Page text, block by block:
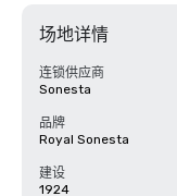
场地详情
连锁供应商
Sonesta
品牌
Royal Sonesta
建设
1924